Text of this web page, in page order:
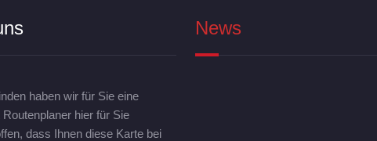
haben wir für Sie eine
hier für Sie
dass Ihnen diese Karte bei
News